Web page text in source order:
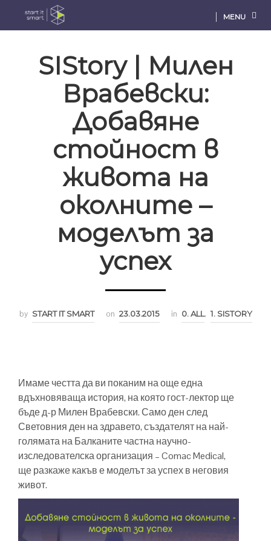
MENU
SIStory | Милен
Врабевски:
Добавяне
стойност в
живота на
околните –
моделът за
успех
by START IT SMART on 23.03.2015 in 0. ALL, 1. SISTORY
Имаме честта да ви поканим на още една
вдъхновяваща история, на която гост-лектор ще
бъде д-р Милен Врабевски. Само ден след
Световния ден на здравето, създателят на най-
голямата на Балканите частна научно-
изследователска организация – Comac Medical,
ще разкаже какъв е моделът за успех в неговия
живот.